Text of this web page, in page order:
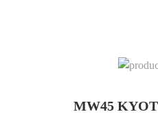
MW45